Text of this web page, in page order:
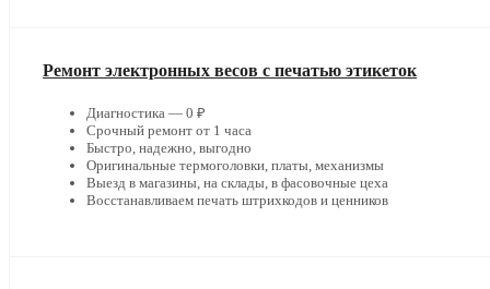
Ремонт электронных весов с печатью этикеток
Диагностика — 0 ₽
Срочный ремонт от 1 часа
Быстро, надежно, выгодно
Оригинальные термоголовки, платы, механизмы
Выезд в магазины, на склады, в фасовочные цеха
Восстанавливаем печать штрихкодов и ценников